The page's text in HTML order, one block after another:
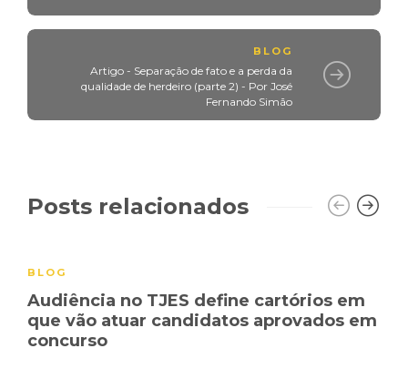
BLOG
Artigo - Separação de fato e a perda da
qualidade de herdeiro (parte 2) - Por José
Fernando Simão
Posts relacionados
BLOG
Audiência no TJES define cartórios em
que vão atuar candidatos aprovados em
concurso